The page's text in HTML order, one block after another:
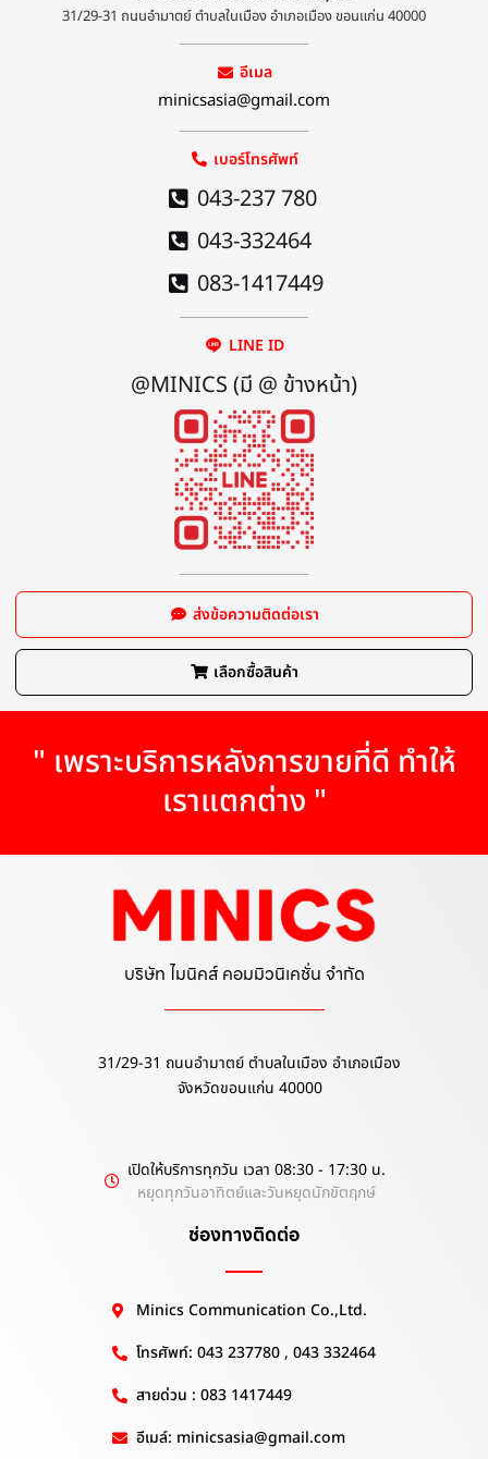
31/29-31 ถนนอำมาตย์ ตำบลในเมือง อำเภอเมือง ขอนแก่น 40000
อีเมล
minicsasia@gmail.com
เบอร์โทรศัพท์
043-237 780
043-332464
083-1417449
LINE ID
@MINICS (มี @ ข้างหน้า)
ส่งข้อความติดต่อเรา
เลือกซื้อสินค้า
" เพราะบริการหลังการขายที่ดี ทำให้
เราแตกต่าง "
บริษัท ไมนิคส์ คอมมิวนิเคชั่น จำกัด
31/29-31 ถนนอำมาตย์ ตำบลในเมือง อำเภอเมือง
จังหวัดขอนแก่น 40000
เปิดให้บริการทุกวัน เวลา 08:30 - 17:30 น.
หยุดทุกวันอาทิตย์และวันหยุดนักขัตฤกษ์
ช่องทางติดต่อ
Minics Communication Co.,Ltd.
โทรศัพท์: 043 237780 , 043 332464
สายด่วน : 083 1417449
อีเมล์: minicsasia@gmail.com